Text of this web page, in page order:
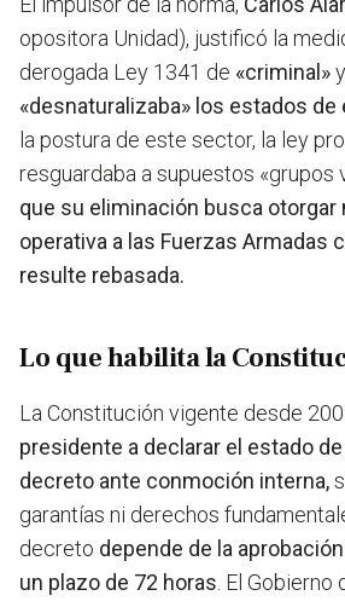
opositora Unidad), justificó la
derogada Ley 1341 de «criminal»
«desnaturalizaba» los estados de
la postura de este sector, la ley
resguardaba a supuestos «grupos
que su eliminación busca otorgar
operativa a las Fuerzas Armadas
resulte rebasada.
Lo que habilita la
La Constitución vigente desde
presidente a declarar el estado
decreto ante conmoción interna,
garantías ni derechos
decreto depende de la
un plazo de 72 horas . El